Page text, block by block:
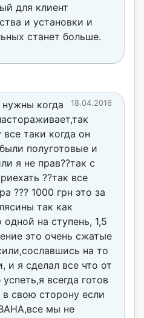
для клиент
и установки и
станет больше.
18.04.2016
когда
таки когда он
полуготовые и
я не прав??так с
??так все
??? 1000 грн это за
так как
на ступень, 1,5
это очень сжатые
на то
и я сделал все что от
всегда готов
свою сторону если
мы не